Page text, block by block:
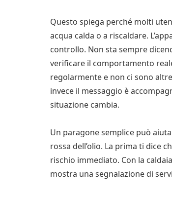
Questo spiega perché molti
acqua calda o a riscaldare.
controllo. Non sta sempre
verificare il comportamento
regolarmente e non ci sono
invece il messaggio è
situazione cambia.
Un paragone semplice può
rossa dell’olio. La prima ti dice
rischio immediato. Con la
mostra una segnalazione di